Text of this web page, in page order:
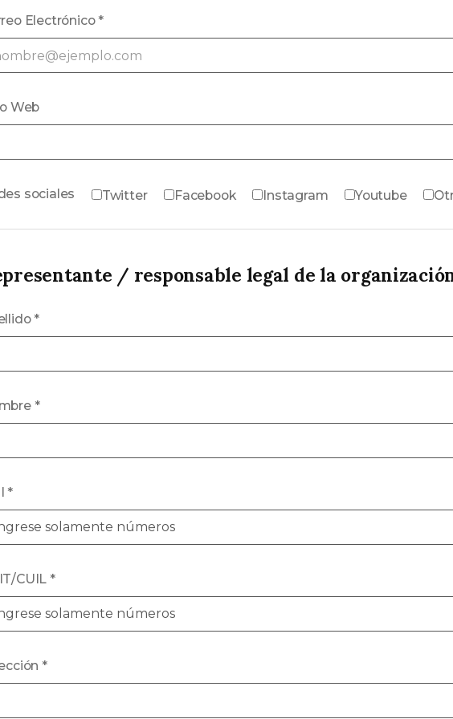
Electrónico *
Web
sociales Twitter Facebook Instagram Youtube
/ responsable legal de la
*
*
*
CUIL *
*